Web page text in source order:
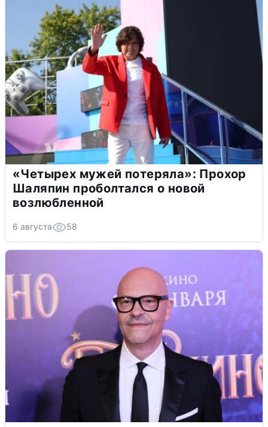
«Четырех мужей потеряла»: Прохор
Шаляпин проболтался о новой
возлюбленной
6 августа 58